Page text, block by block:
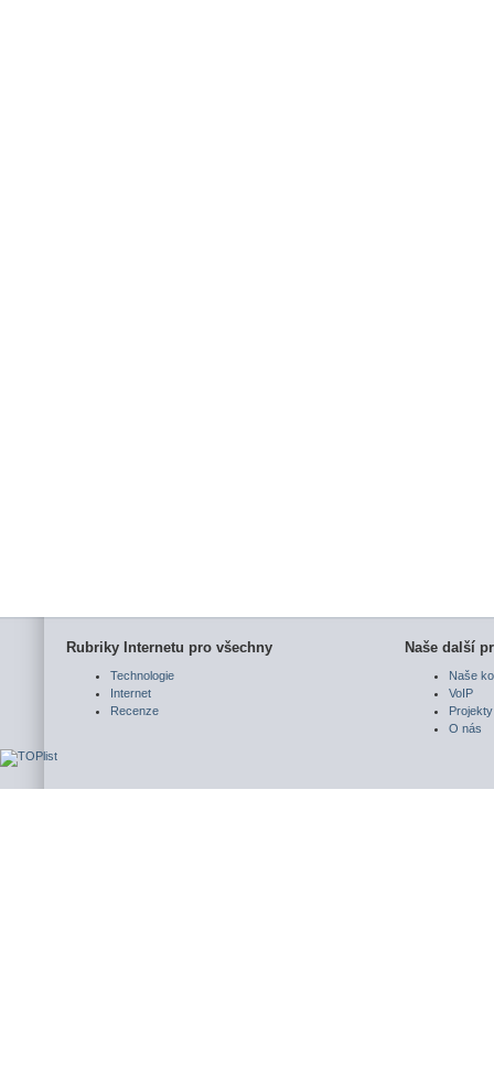
Rubriky Internetu pro všechny
Technologie
Internet
Recenze
Naše další
Naše
VoIP
Projekty
O nás